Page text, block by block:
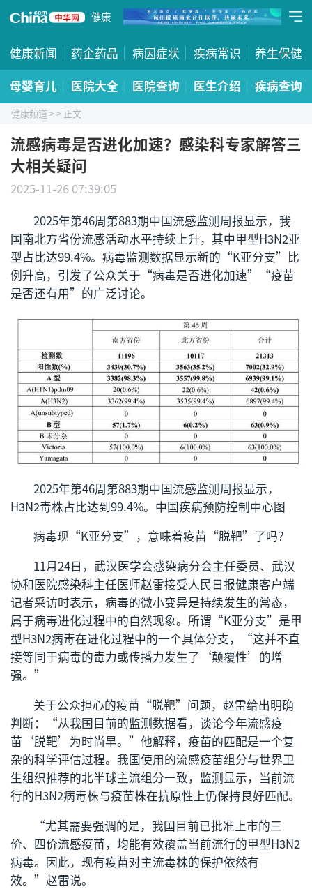
健康
健康新闻 药企药品 病因症状 疾病常识
养生保健
母婴育儿
医院大全 医院查询 医生介绍 疾病查询
健康频道>> 正文
流感病毒是否进化加速？感染科专家解答三
大相关疑问
2025-11-26 07:39:05
2025年第46周第883期中国流感监测周报显示，我
国南北方省份流感活动水平持续上升，其中甲型H3N2亚
型占比达99.4%。病毒监测数据显示新的“K亚分支”比
例升高，引发了公众关于“病毒是否进化加速”“疫苗
是否还有用”的广泛讨论。
2025年第46周第883期中国流感监测周报显示，
H3N2毒株占比达到99.4%。中国疾病预防控制中心图
病毒现“K亚分支”，意味着疫苗“脱靶”了吗？
11月24日，武汉医学会感染病分会主任委员、武汉
协和医院感染科主任医师赵雷接受人民日报健康客户端
记者采访时表示，病毒的微小变异是持续发生的常态，
属于病毒进化过程中的自然现象。所谓“K亚分支”是甲
型H3N2病毒在进化过程中的一个具体分支，“这并不直
接等同于病毒的毒力或传播力发生了‘颠覆性’的增
强。”
关于公众担心的疫苗“脱靶”问题，赵雷给出明确
判断：“从我国目前的监测数据看，谈论今年流感疫
苗‘脱靶’为时尚早。”他解释，疫苗的匹配是一个复
杂的科学评估过程。我国使用的流感疫苗组分与世界卫
生组织推荐的北半球主流组分一致，监测显示，当前流
行的H3N2病毒株与疫苗株在抗原性上仍保持良好匹配。
“尤其需要强调的是，我国目前已批准上市的三
价、四价流感疫苗，均能有效覆盖当前流行的甲型H3N2
病毒。因此，现有疫苗对主流毒株的保护依然有
效。”赵雷说。